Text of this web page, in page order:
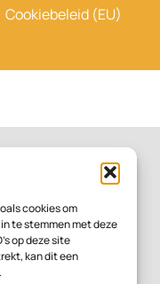
cookies om
te stemmen met deze
op deze site
kan dit een
Cookiebeleid (EU)